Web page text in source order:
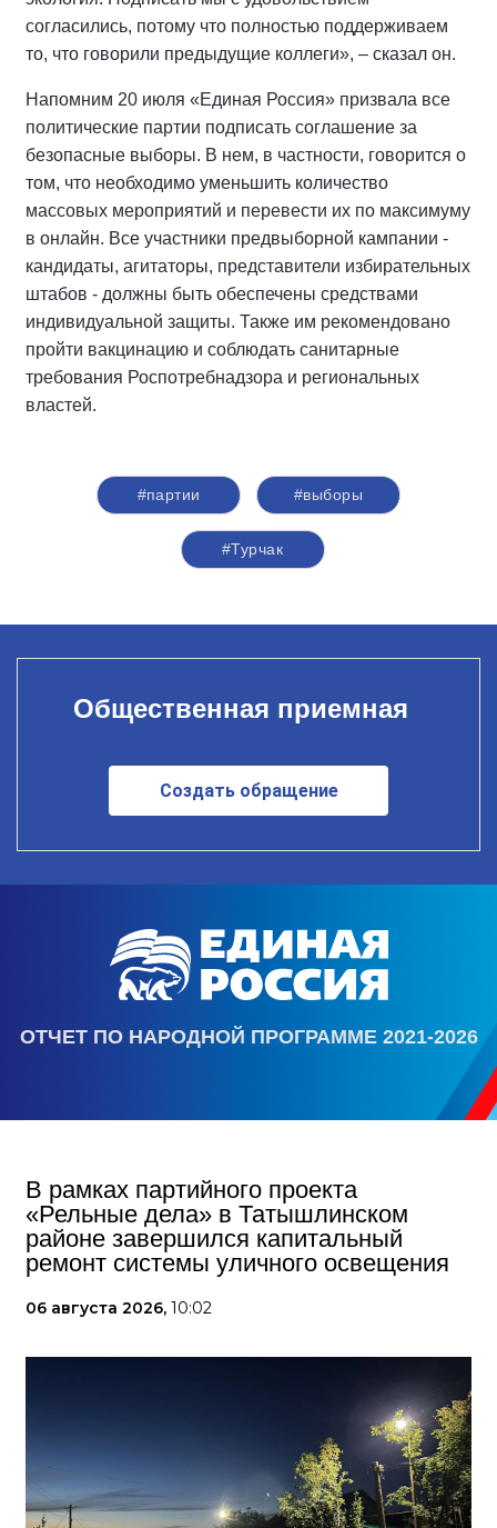
согласились, потому что полностью поддерживаем
то, что говорили предыдущие коллеги», – сказал он.
Напомним 20 июля «Единая Россия» призвала все
политические партии подписать соглашение за
безопасные выборы. В нем, в частности, говорится о
том, что необходимо уменьшить количество
массовых мероприятий и перевести их по максимуму
в онлайн. Все участники предвыборной кампании -
кандидаты, агитаторы, представители избирательных
штабов - должны быть обеспечены средствами
индивидуальной защиты. Также им рекомендовано
пройти вакцинацию и соблюдать санитарные
требования Роспотребнадзора и региональных
властей.
#партии #выборы
#Турчак
Общественная приемная
Создать обращение
ОТЧЕТ ПО НАРОДНОЙ ПРОГРАММЕ 2021-2026
В рамках партийного проекта
«Рельные дела» в Татышлинском
районе завершился капитальный
ремонт системы уличного освещения
06 августа 2026, 10:02